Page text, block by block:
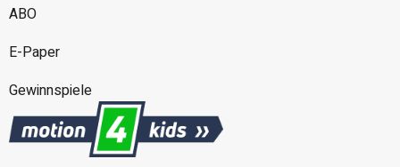
ABO
E-Paper
Gewinnspiele